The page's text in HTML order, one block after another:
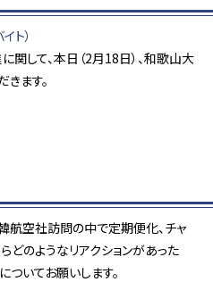
ト）
して、本日（2月18日）、和歌山大
ます。
航空社訪問の中で定期便化、チャ
どのようなリアクションがあった
ついてお願いします。